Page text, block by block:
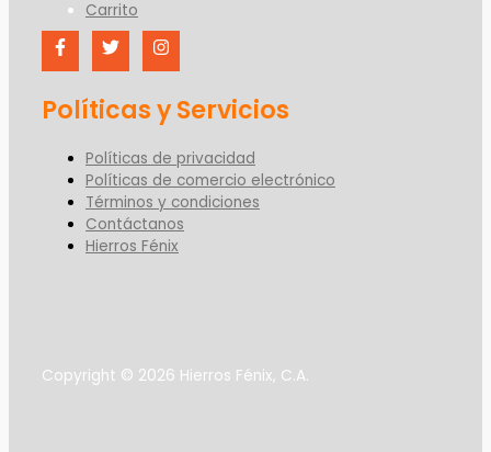
Carrito
Políticas y Servicios
Políticas de privacidad
Políticas de comercio electrónico
Términos y condiciones
Contáctanos
Hierros Fénix
Copyright © 2026 Hierros Fénix, C.A.